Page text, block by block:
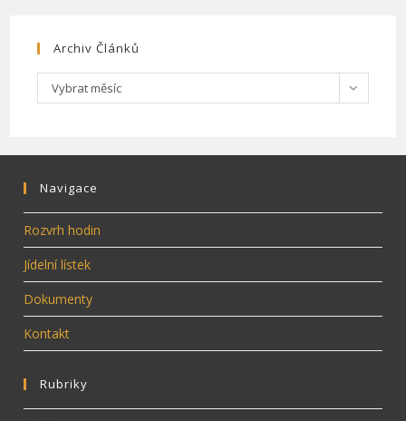
Archiv Článků
Archiv
článků
Vybrat měsíc
Navigace
Rozvrh hodin
Jídelní lístek
Dokumenty
Kontakt
Rubriky